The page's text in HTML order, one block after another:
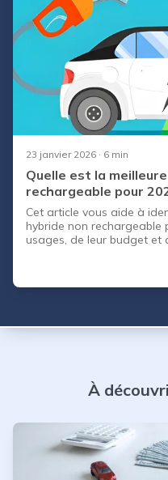
23 janvier 2026 · 6 min
Quelle est la
rechargeable pour
Cet article vous aide à
hybride non rechargeable
usages, de leur budget et
À